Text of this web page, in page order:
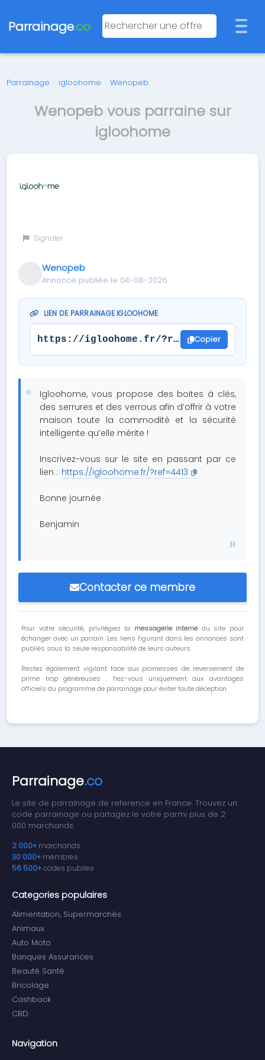
Parrainage.co
Parrainage › igloohome › Wenopeb
Wenopeb vous parraine sur
igloohome
Signaler
Wenopeb
Annonce publiée le 04-08-2026
LIEN DE PARRAINAGE IGLOOHOME
https://igloohome.fr/?ref=4413
Copier
Igloohome, vous propose des boites à clés,
des serrures et des verrous afin d’offrir à votre
maison toute la commodité et la sécurité
intelligente qu’elle mérite !
Inscrivez-vous sur le site en passant par ce
lien : https://igloohome.fr/?ref=4413
Bonne journée
Benjamin
Contacter ce membre
Pour votre sécurité, privilégiez la messagerie internedu site pour
échanger avec un parrain. Les liens figurant dans les annonces sont
publiés sous la seule responsabilité de leurs auteurs.
Restez également vigilant face aux promesses de reversement de
prime trop généreuses : fiez-vous uniquement aux avantages
officiels du programme de parrainage pour éviter toute déception.
Parrainage.co
Le site de parrainage de reference en France. Trouvez un
code parrainage ou partagez le votre parmi plus de 2
000 marchands.
2 000+ marchands
30 000+ membres
56 500+codes publies
Categories populaires
Alimentation, Supermarchés
Animaux
Auto Moto
Banques Assurances
Beauté Santé
Bricolage
Cashback
CBD
Navigation